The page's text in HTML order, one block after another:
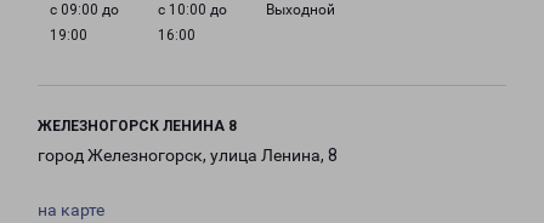
с 09:00 до
19:00
с 10:00 до
16:00
Выходной
ЖЕЛЕЗНОГОРСК ЛЕНИНА 8
город Железногорск, улица Ленина, 8
на карте